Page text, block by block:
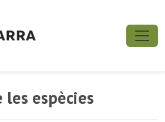
espècies